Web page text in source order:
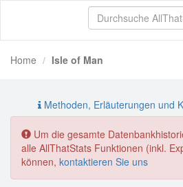
Home Isle of Man
Methoden, Erläuterungen und
Um die gesamte
alle AllThatStats Funktionen (inkl.
können, kontaktieren Sie uns